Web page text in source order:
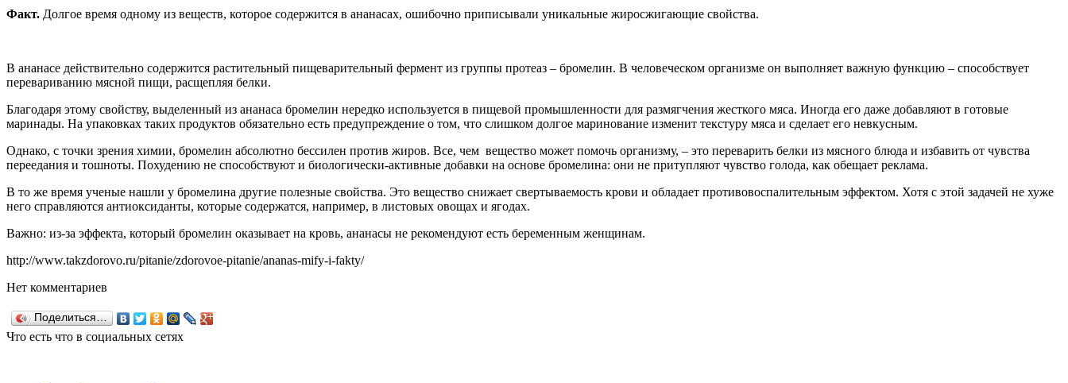
Факт. Долгое время одному из веществ, которое содержится в ананасах, ошибочно приписывали уникальные жиросжигающие свойства.
В ананасе действительно содержится растительный пищеварительный фермент из группы протеаз – бромелин. В человеческом организме он выполняет важную функцию – способствует
перевариванию мясной пищи, расщепляя белки.
Благодаря этому свойству, выделенный из ананаса бромелин нередко используется в пищевой промышленности для размягчения жесткого мяса. Иногда его даже добавляют в готовые
маринады. На упаковках таких продуктов обязательно есть предупреждение о том, что слишком долгое маринование изменит текстуру мяса и сделает его невкусным.
Однако, с точки зрения химии, бромелин абсолютно бессилен против жиров. Все, чем вещество может помочь организму, – это переварить белки из мясного блюда и избавить от чувства
переедания и тошноты. Похудению не способствуют и биологически-активные добавки на основе бромелина: они не притупляют чувство голода, как обещает реклама.
В то же время ученые нашли у бромелина другие полезные свойства. Это вещество снижает свертываемость крови и обладает противовоспалительным эффектом. Хотя с этой задачей не хуже
него справляются антиоксиданты, которые содержатся, например, в листовых овощах и ягодах.
Важно: из-за эффекта, который бромелин оказывает на кровь, ананасы не рекомендуют есть беременным женщинам.
http://www.takzdorovo.ru/pitanie/zdorovoe-pitanie/ananas-mify-i-fakty/
Нет комментариев
Поделиться…
Что есть что в социальных сетях